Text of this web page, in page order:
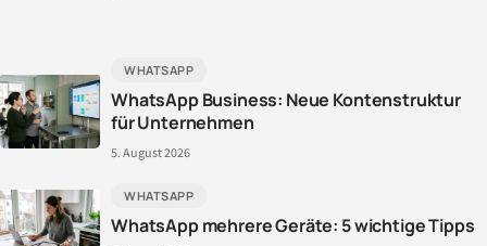
WHATSAPP
WhatsApp Business: Neue Kontenstruktur
für Unternehmen
5. August 2026
WHATSAPP
WhatsApp mehrere Geräte: 5 wichtige Tipps